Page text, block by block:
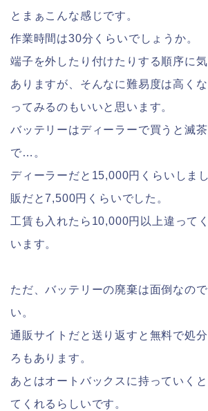
とまぁこんな感じです。
作業時間は30分くらいでしょうか。
端子を外したり付けたりする順序に
ありますが、そんなに難易度は高く
ってみるのもいいと思います。
バッテリーはディーラーで買うと滅
で…。
ディーラーだと15,000円くらいしま
販だと7,500円くらいでした。
工賃も入れたら10,000円以上違って
います。
ただ、バッテリーの廃棄は面倒なの
い。
通販サイトだと送り返すと無料で処
ろもあります。
あとはオートバックスに持っていく
てくれるらしいです。